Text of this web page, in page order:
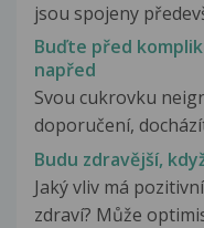
jsou spojeny
Buďte před
napřed
Svou cukrovku
doporučení,
Budu zdravější,
Jaký vliv má
zdraví? Může